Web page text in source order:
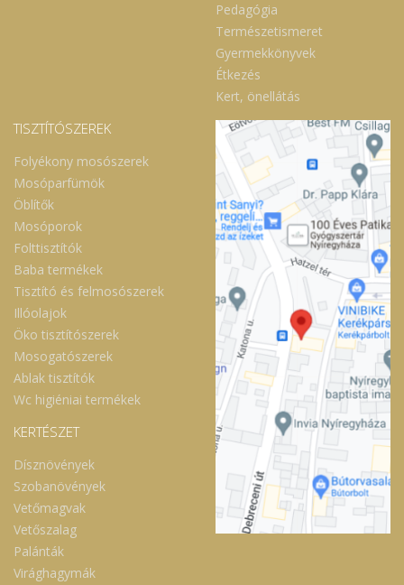
Pedagógia
Természetismeret
Gyermekkönyvek
Étkezés
Kert, önellátás
TISZTÍTÓSZEREK
Folyékony mosószerek
Mosóparfümök
Öblítők
Mosóporok
Folttisztítók
Baba termékek
Tisztító és felmosószerek
Illóolajok
Öko tisztítószerek
Mosogatószerek
Ablak tisztítók
Wc higiéniai termékek
KERTÉSZET
Dísznövények
Szobanövények
Vetőmagvak
Vetőszalag
Palánták
Virághagymák